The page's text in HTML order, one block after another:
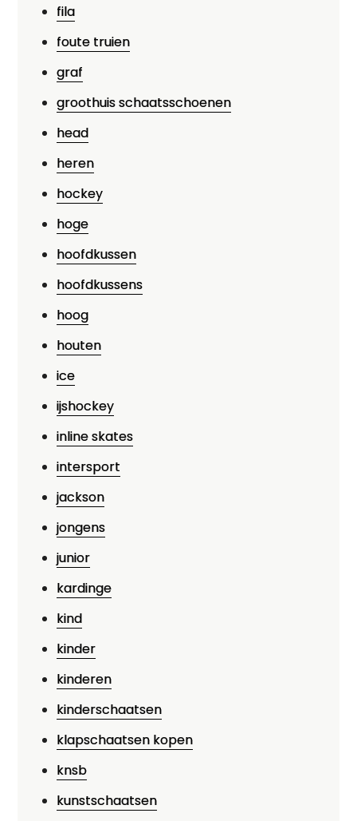
fila
foute truien
graf
groothuis schaatsschoenen
head
heren
hockey
hoge
hoofdkussen
hoofdkussens
hoog
houten
ice
ijshockey
inline skates
intersport
jackson
jongens
junior
kardinge
kind
kinder
kinderen
kinderschaatsen
klapschaatsen kopen
knsb
kunstschaatsen